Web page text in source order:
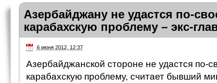
Азербайджану не удастся по-
карабахскую проблему – экс-
6 июня 2012, 12:37
Азербайджанской стороне не удастся по-
карабахскую проблему, считает бывший